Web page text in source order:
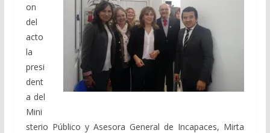
on
del
acto
la
presi
dent
a del
Mini
sterio Público y Asesora General de Incapaces, Mirta